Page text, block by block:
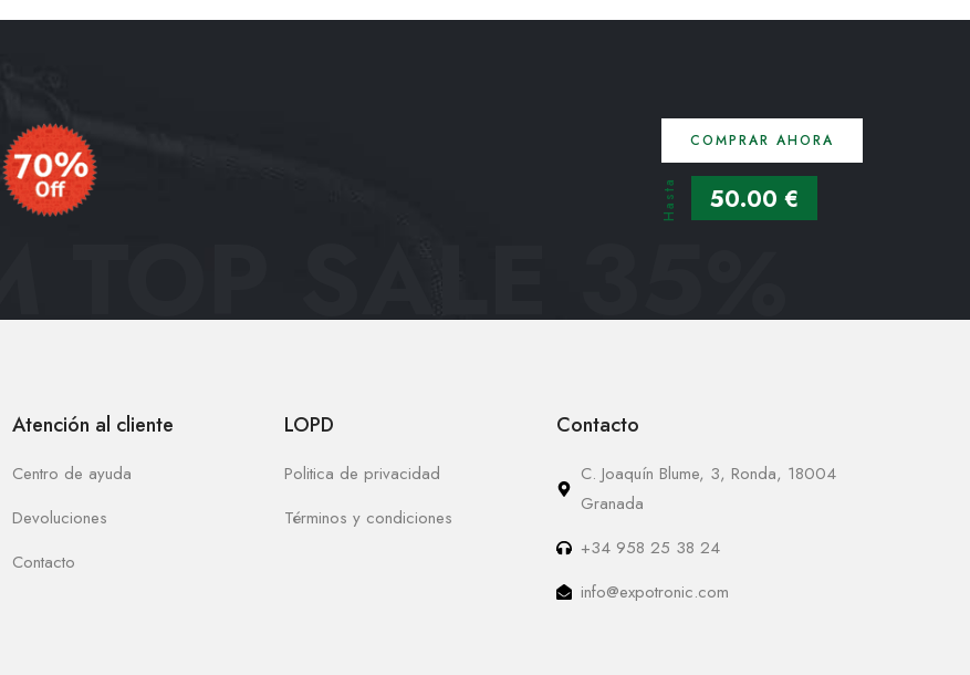
COMPRAR AHORA
Hasta 50.00 €
TOP SALE 35%
Atención al cliente
Centro de ayuda
Devoluciones
Contacto
LOPD
Politica de privacidad
Términos y condiciones
Contacto
C. Joaquín Blume, 3, Ronda, 18004
Granada
+34 958 25 38 24
info@expotronic.com